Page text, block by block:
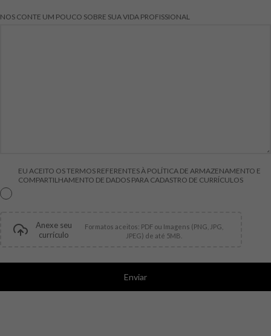
NOS CONTE UM POUCO SOBRE SUA VIDA PROFISSIONAL
EU ACEITO OS TERMOS REFERENTES À POLÍTICA DE ARMAZENAMENTO E
COMPARTILHAMENTO DE DADOS PARA CADASTRO DE CURRÍCULOS
Anexe seu
currículo
Formatos aceitos: PDF ou Imagens (PNG, JPG,
JPEG) de até 5MB.
Enviar